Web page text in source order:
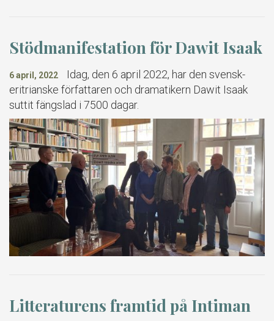
Stödmanifestation för Dawit Isaak
6 april, 2022
Idag, den 6 april 2022, har den svensk-
eritrianske författaren och dramatikern Dawit Isaak
suttit fängslad i 7500 dagar.
Litteraturens framtid på Intiman